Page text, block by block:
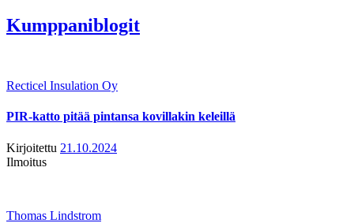
Kumppaniblogit
Recticel Insulation Oy
PIR-katto pitää pintansa kovillakin keleillä
Kirjoitettu 21.10.2024
Ilmoitus
Thomas Lindstrom